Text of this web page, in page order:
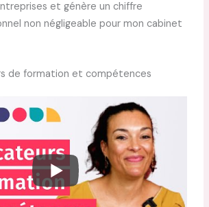
et génère un chiffre
non négligeable pour mon cabinet
de formation et compétences